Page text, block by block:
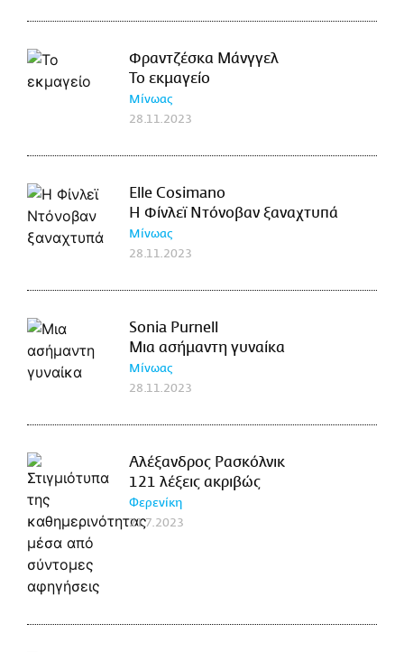
Φραντζέσκα Μάνγγελ
Το εκμαγείο
Μίνωας
28.11.2023
Elle Cosimano
Η Φίνλεϊ Ντόνοβαν ξαναχτυπά
Μίνωας
28.11.2023
Sonia Purnell
Μια ασήμαντη γυναίκα
Μίνωας
28.11.2023
Αλέξανδρος Ρασκόλνικ
121 λέξεις ακριβώς
Φερενίκη
21.7.2023